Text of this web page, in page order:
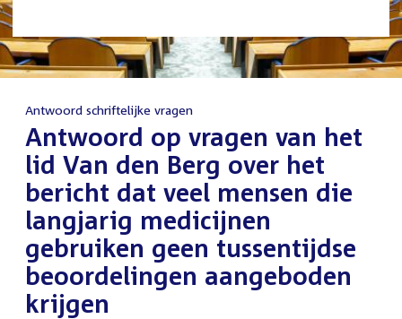
Antwoord schriftelijke vragen
Antwoord op vragen van het
lid Van den Berg over het
bericht dat veel mensen die
langjarig medicijnen
gebruiken geen tussentijdse
beoordelingen aangeboden
krijgen